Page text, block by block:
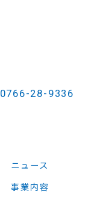
28-9336
ニュース
事業内容